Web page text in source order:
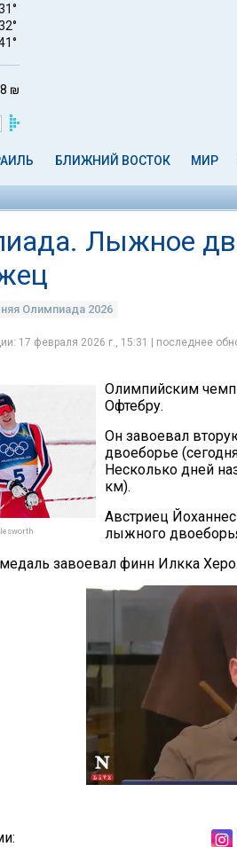
₪
БЛИЖНИЙ ВОСТОК МИР
Лыжное
Олимпиада 2026
17 февраля 2026 г., 15:31 | последнее
Олимпийским
Офтебру.
Он завоевал
двоеборье
Несколько дней
км).
Австриец
лыжного
завоевал финн Илкка